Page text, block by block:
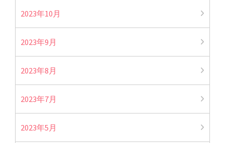
2023年10月
2023年9月
2023年8月
2023年7月
2023年5月